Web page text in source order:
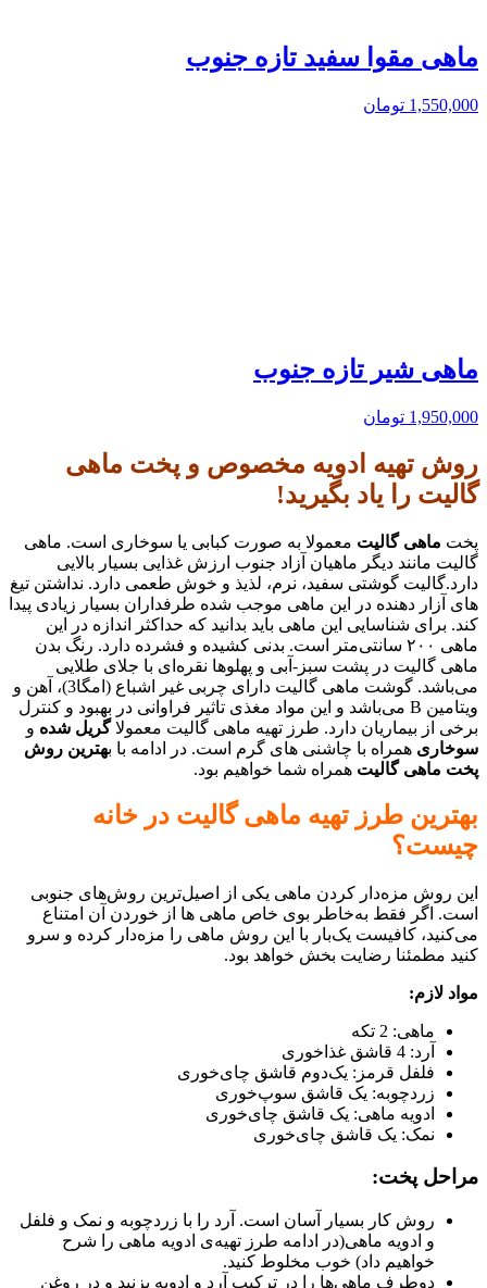
ماهی مقوا سفید تازه جنوب
1,550,000 تومان
ماهی شیر تازه جنوب
1,950,000 تومان
روش تهیه ادویه مخصوص و پخت ماهی
گالیت را یاد بگیرید!
پخت ماهی گالیت معمولا به صورت کبابی یا سوخاری است. ماهی
گالیت مانند دیگر ماهیان آزاد جنوب ارزش غذایی بسیار بالایی
دارد.گالیت گوشتی سفید، نرم، لذیذ و خوش طعمی دارد. نداشتن تیغ
های آزار دهنده در این ماهی موجب شده طرفداران بسیار زیادی پیدا
کند. برای شناسایی این ماهی باید بدانید که حداکثر اندازه در این
ماهی ۲۰۰ سانتی‌متر است. بدنی کشیده و فشرده دارد. رنگ بدن
ماهی گالیت در پشت سبز-آبی و پهلوها نقره‌ای با جلای طلایی
می‌باشد. گوشت ماهی گالیت دارای چربی غیر اشباع (امگا3)، آهن و
ویتامین B می‌باشد و این مواد مغذی تاثیر فراوانی در بهبود و کنترل
برخی از بیماریان دارد. طرز تهیه ماهی گالیت معمولاگریل شده و
سوخاری همراه با چاشنی های گرم است. در ادامه با بهترین روش
پخت ماهی گالیت همراه شما خواهیم بود.
بهترین طرز تهیه ماهی گالیت در خانه
چیست؟
این روش مزه‌دار کردن ماهی یکی از اصیل‌ترین روش‌های جنوبی
است. اگر فقط به‌خاطر بوی خاص ماهی ها از خوردن آن امتناع
می‌کنید، کافیست یک‌بار با این روش ماهی را مزه‌دار کرده و سرو
کنید مطمئنا رضایت بخش خواهد بود.
مواد لازم:
ماهی: 2 تکه
آرد: 4 قاشق غذاخوری
فلفل قرمز: یک‌دوم قاشق چای‌خوری
زردچوبه: یک قاشق سوپ‌خوری
ادویه ماهی: یک قاشق چای‌خوری
نمک: یک قاشق چای‌خوری
مراحل پخت:
روش کار بسیار آسان است. آرد را با زردچوبه و نمک و فلفل
و ادویه ماهی(در ادامه طرز تهیه‌ی ادویه ماهی را شرح
خواهیم داد) خوب مخلوط کنید.
دوطرف ماهی‌ها را در ترکیب آرد و ادویه بزنید و در روغن